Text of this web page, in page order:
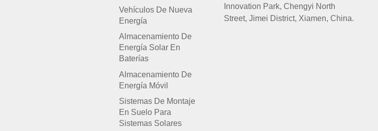
Vehículos De Nueva
Energía
Almacenamiento De
Energía Solar En
Baterías
Almacenamiento De
Energía Móvil
Sistemas De Montaje
En Suelo Para
Sistemas Solares
Innovation Park, Chengyi North
Street, Jimei District, Xiamen, China.